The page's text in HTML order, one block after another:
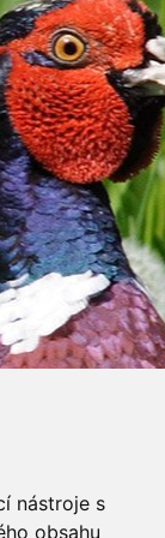
nástroje s
obsahu